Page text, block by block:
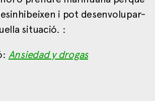
i pot desenvolupar-
situació. :
Ansiedad y drogas